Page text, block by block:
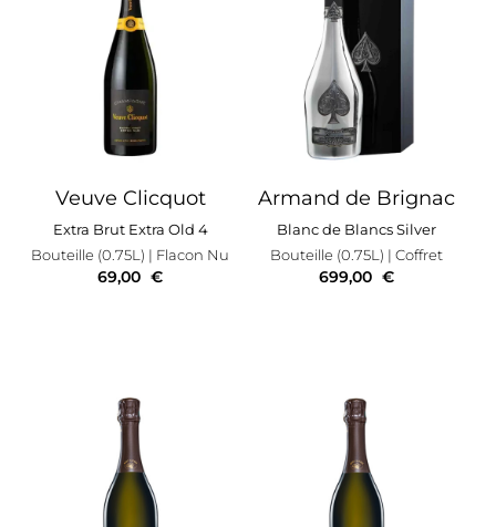
Veuve Clicquot
Extra Brut Extra Old 4
Bouteille (0.75L) | Flacon Nu
69,00 €
Armand de Brignac
Blanc de Blancs Silver
Bouteille (0.75L) | Coffret
699,00 €